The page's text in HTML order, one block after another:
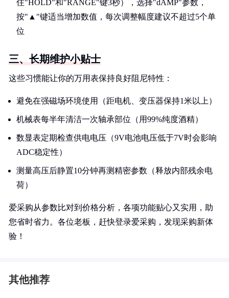
住"HOLD"和"RANGE"键3秒），选择"dAMP"参数，
按"▲"键适当增加数值，每次调整幅度建议不超过5个单
位
三、长期维护小贴士
这些习惯能让你的万用表保持良好阻尼特性：
避免在强磁场环境使用（距电机、变压器保持1米以上）
机械表每半年清洁一次轴承部位（用99%纯度酒精）
数显表定期检查供电电压（9V电池电压低于7V时会影响
ADC稳定性）
测量高压后静置10分钟再测精密参数（释放内部残余电
荷）
爱采购从参数比对到价格分析，各项功能贴心又实用，助
您省时省力。各位老板，赶快登录爱采购，发现采购新体
验！
其他推荐